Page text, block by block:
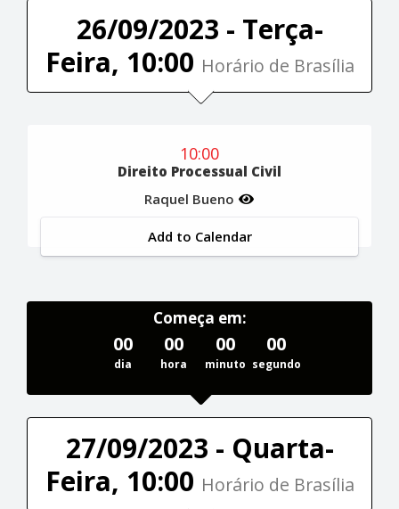
26/09/2023 - Terça-
Feira, 10:00 Horário de Brasília
10:00
Direito Processual Civil
Raquel Bueno
Add to Calendar
Começa em:
00
dia
00
hora
00
minuto
00
segundo
27/09/2023 - Quarta-
Feira, 10:00 Horário de Brasília